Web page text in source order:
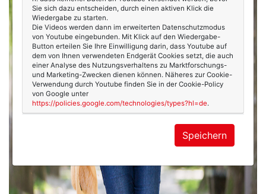
Sie sich dazu entscheiden, durch einen aktiven Klick die
Wiedergabe zu starten.
Die Videos werden dann im erweiterten Datenschutzmodus
von Youtube eingebunden. Mit Klick auf den Wiedergabe-
Button erteilen Sie Ihre Einwilligung darin, dass Youtube auf
dem von Ihnen verwendeten Endgerät Cookies setzt, die auch
einer Analyse des Nutzungsverhaltens zu Marktforschungs-
und Marketing-Zwecken dienen können. Näheres zur Cookie-
Verwendung durch Youtube finden Sie in der Cookie-Policy
von Google unter
https://policies.google.com/technologies/types?hl=de.
Speichern